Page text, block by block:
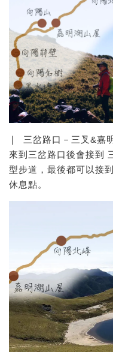
❘ 三岔路口－三叉&嘉
來到三岔路口後會接到
型步道，最後都可以接
休息點。